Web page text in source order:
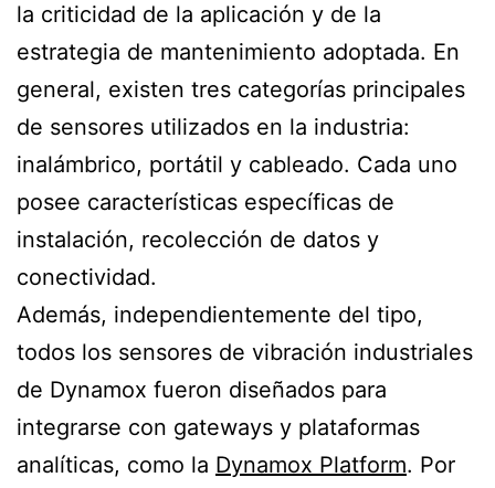
la criticidad de la aplicación y de la
estrategia de mantenimiento adoptada. En
general, existen tres categorías principales
de sensores utilizados en la industria:
inalámbrico, portátil y cableado. Cada uno
posee características específicas de
instalación, recolección de datos y
conectividad.
Además, independientemente del tipo,
todos los sensores de vibración industriales
de Dynamox fueron diseñados para
integrarse con gateways y plataformas
analíticas, como la Dynamox Platform. Por